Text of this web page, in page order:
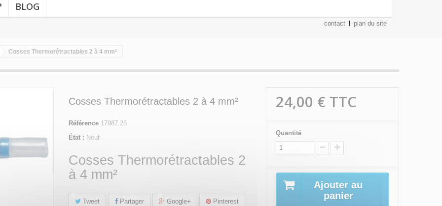
BLOG
contact plan du site
Cosses Thermorétractables 2 à 4 mm²
Cosses Thermorétractables 2 à 4 mm²
Référence 17987.25
État : Neuf
Cosses Thermorétractables 2
à 4 mm²
Tweet Partager Google+ Pinterest
24,00 € TTC
Quantité
Ajouter au
panier